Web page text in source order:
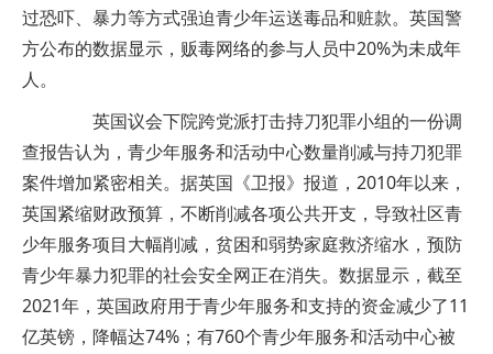
过恐吓、暴力等方式强迫青少年运送毒品和赃款。英国警
方公布的数据显示，贩毒网络的参与人员中20%为未成年
人。
英国议会下院跨党派打击持刀犯罪小组的一份调
查报告认为，青少年服务和活动中心数量削减与持刀犯罪
案件增加紧密相关。据英国《卫报》报道，2010年以来，
英国紧缩财政预算，不断削减各项公共开支，导致社区青
少年服务项目大幅削减，贫困和弱势家庭救济缩水，预防
青少年暴力犯罪的社会安全网正在消失。数据显示，截至
2021年，英国政府用于青少年服务和支持的资金减少了11
亿英镑，降幅达74%；有760个青少年服务和活动中心被